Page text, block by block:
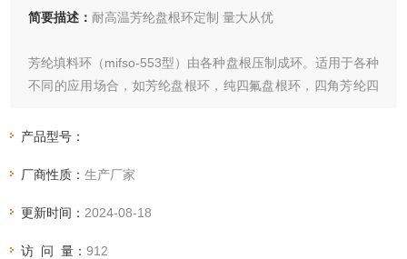
简要描述： 耐高温芳纶盘根环定制 量大从优
芳纶填料环（mifso-553型）由各种盘根压制成环。适用于各种
不同的应用场合，如芳纶盘根环，纯四氟盘根环，四角芳纶四
环，四氟石墨盘根环，苎麻盘根环，高水基盘根环，亚克力纤
应的行业和设备中
产品型号：
厂商性质：生产厂家
更新时间： 2024-08-18
访 问 量：912